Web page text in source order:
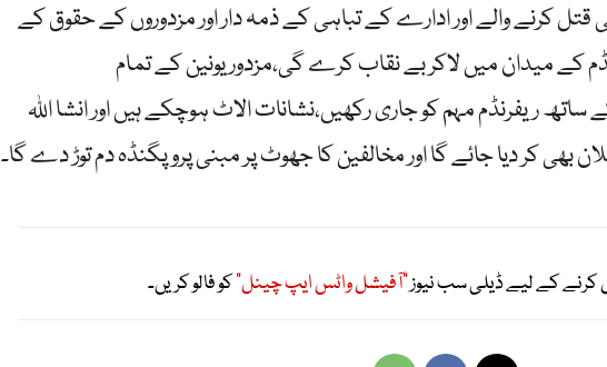
کرنے والے اور ادارے کے تباہی کے ذمہ دار اور مزدوروں کے حقوق کے
کے میدان میں لاکر بے نقاب کرے گی،مزدور یونین کے تمام
ساتھ ریفرنڈم مہم کو جاری رکھیں،نشانات الاٹ ہوچکے ہیں اور انشا اللہ
بھی کر دیا جائے گا اور مخالفین کا جھوٹ پر مبنی پروپگنڈہ دم توڑ دے گا۔
کے لیے ڈیلی سب نیوز"آفیشل واٹس ایپ چینل"کو فالو کریں۔